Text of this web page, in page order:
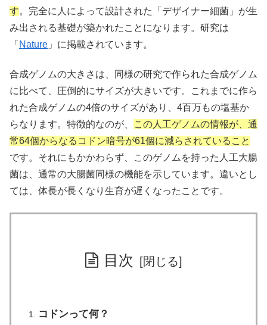
す。完全に人によって設計された「デザイナー細菌」が生
み出される基礎が築かれたことになります。研究は
「 Nature 」に掲載されています。
合成ゲノムの大きさは、同様の研究で作られた合成ゲノム
に比べて、圧倒的にサイズが大きいです。これまでに作ら
れた合成ゲノムの4倍のサイズがあり、4百万もの塩基か
らなります。特徴的なのが、
この人工ゲノムの情報が、通
常64個からなるコドン暗号が61個に減らされていること
です。それにもかかわらず、このゲノムを持った人工大腸
菌は、通常の大腸菌同様の機能を示しています。違いとし
ては、体長が長くなり生育が遅くなったことです。
目次
コドンって何？